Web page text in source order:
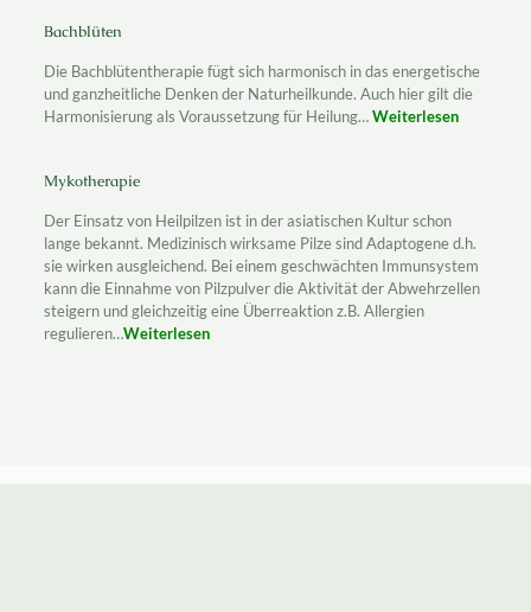
Bachblüten
Die Bachblütentherapie fügt sich harmonisch in das energetische
und ganzheitliche Denken der Naturheilkunde. Auch hier gilt die
Harmonisierung als Voraussetzung für Heilung…Weiterlesen
Mykotherapie
Der Einsatz von Heilpilzen ist in der asiatischen Kultur schon
lange bekannt. Medizinisch wirksame Pilze sind Adaptogene d.h.
sie wirken ausgleichend. Bei einem geschwächten Immunsystem
kann die Einnahme von Pilzpulver die Aktivität der Abwehrzellen
steigern und gleichzeitig eine Überreaktion z.B. Allergien
regulieren…Weiterlesen